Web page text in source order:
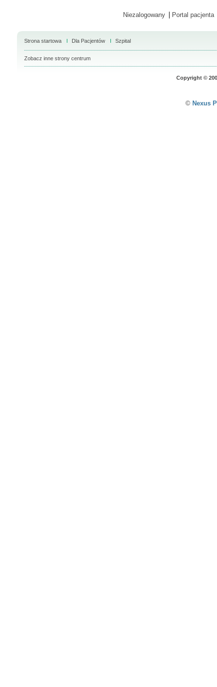
Niezalogowany Portal pacjenta
Strona startowa Dla Pacjentów Szpital
Zobacz inne strony centrum
Copyright ©
©Nexus